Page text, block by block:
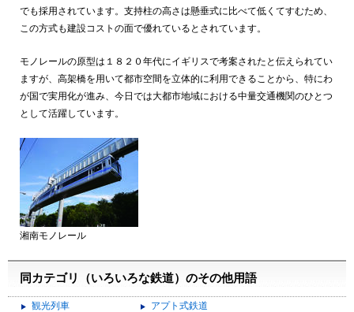
でも採用されています。支持柱の高さは懸垂式に比べて低くてすむため、
この方式も建設コストの面で優れているとされています。
モノレールの原型は１８２０年代にイギリスで考案されたと伝えられてい
ますが、高架橋を用いて都市空間を立体的に利用できることから、特にわ
が国で実用化が進み、今日では大都市地域における中量交通機関のひとつ
として活躍しています。
湘南モノレール
同カテゴリ（いろいろな鉄道）のその他用語
観光列車
アプト式鉄道